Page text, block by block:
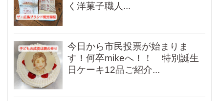
く洋菓子職人...
今日から市民投票が始まりま
す！何卒mikeへ！！ 特別誕生
日ケーキ12品ご紹介...